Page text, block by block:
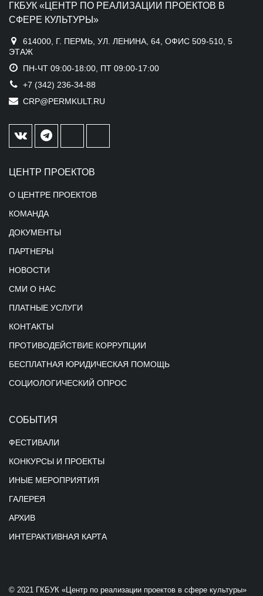
ГКБУК «ЦЕНТР ПО РЕАЛИЗАЦИИ ПРОЕКТОВ В
СФЕРЕ КУЛЬТУРЫ»
614000, Г. ПЕРМЬ, УЛ. ЛЕНИНА, 64, ОФИС 509-510, 5
ЭТАЖ
ПН-ЧТ 09:00-18:00, ПТ 09:00-17:00
+7 (342) 236-34-88
CRP@PERMKULT.RU
ЦЕНТР ПРОЕКТОВ
О ЦЕНТРЕ ПРОЕКТОВ
КОМАНДА
ДОКУМЕНТЫ
ПАРТНЕРЫ
НОВОСТИ
СМИ О НАС
ПЛАТНЫЕ УСЛУГИ
КОНТАКТЫ
ПРОТИВОДЕЙСТВИЕ КОРРУПЦИИ
БЕСПЛАТНАЯ ЮРИДИЧЕСКАЯ ПОМОЩЬ
СОЦИОЛОГИЧЕСКИЙ ОПРОС
СОБЫТИЯ
ФЕСТИВАЛИ
КОНКУРСЫ И ПРОЕКТЫ
ИНЫЕ МЕРОПРИЯТИЯ
ГАЛЕРЕЯ
АРХИВ
ИНТЕРАКТИВНАЯ КАРТА
© 2021 ГКБУК «Центр по реализации проектов в сфере культуры»